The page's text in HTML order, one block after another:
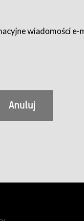
korzystania z
Serwisu może być
wiadomości e-